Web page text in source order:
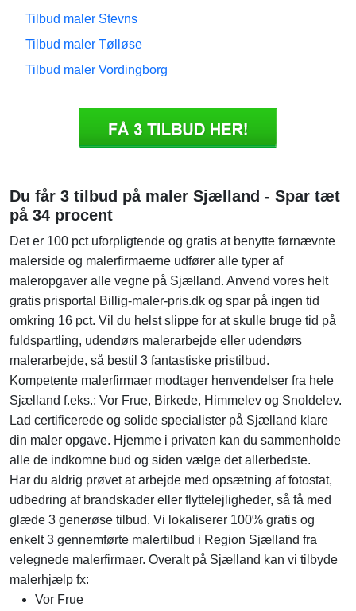
Tilbud maler Stevns
Tilbud maler Tølløse
Tilbud maler Vordingborg
Du får 3 tilbud på maler Sjælland - Spar tæt
på 34 procent
Det er 100 pct uforpligtende og gratis at benytte førnævnte
malerside og malerfirmaerne udfører alle typer af
maleropgaver alle vegne på Sjælland. Anvend vores helt
gratis prisportal Billig-maler-pris.dk og spar på ingen tid
omkring 16 pct. Vil du helst slippe for at skulle bruge tid på
fuldspartling, udendørs malerarbejde eller udendørs
malerarbejde, så bestil 3 fantastiske pristilbud.
Kompetente malerfirmaer modtager henvendelser fra hele
Sjælland f.eks.: Vor Frue, Birkede, Himmelev og Snoldelev.
Lad certificerede og solide specialister på Sjælland klare
din maler opgave. Hjemme i privaten kan du sammenholde
alle de indkomne bud og siden vælge det allerbedste.
Har du aldrig prøvet at arbejde med opsætning af fotostat,
udbedring af brandskader eller flyttelejligheder, så få med
glæde 3 generøse tilbud. Vi lokaliserer 100% gratis og
enkelt 3 gennemførte malertilbud i Region Sjælland fra
velegnede malerfirmaer. Overalt på Sjælland kan vi tilbyde
malerhjælp fx:
Vor Frue